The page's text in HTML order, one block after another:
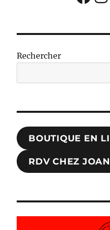
Rechercher
BOUTIQUE EN
RDV CHEZ